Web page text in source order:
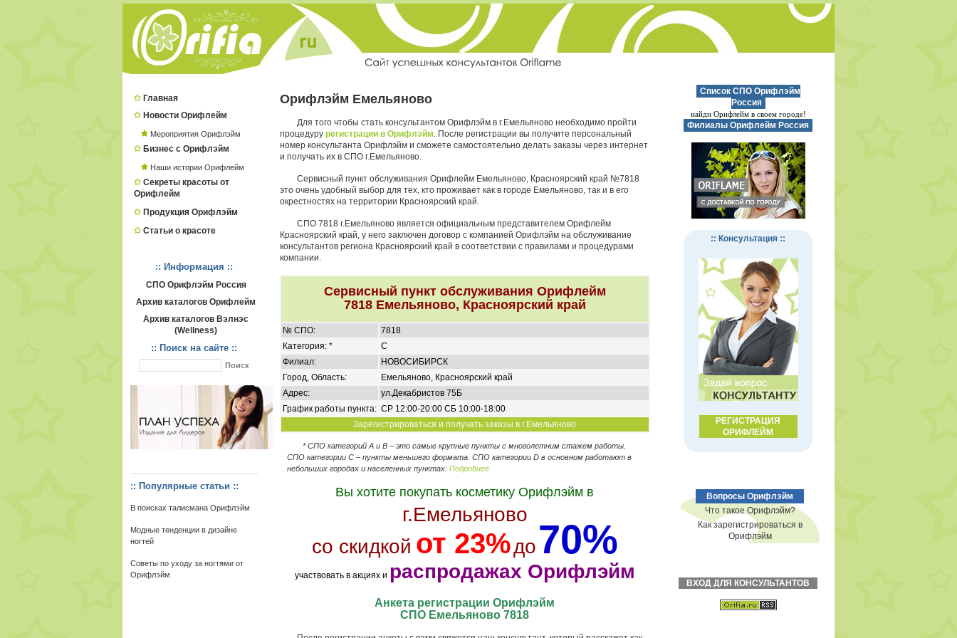
Главная
Новости Орифлейм
Мероприятия Орифлэйм
Бизнес с Орифлэйм
Наши истории Орифлейм
Секреты красоты от
Орифлейм
Продукция Орифлэйм
Статьи о красоте
:: Информация ::
СПО Орифлэйм Россия
Архив каталогов Орифлейм
Архив каталогов Вэлнэс
(Wellness)
:: Поиск на сайте ::
:: Популярные статьи ::
В поисках талисмана Орифлэйм
Модные тенденции в дизайне
ногтей
Советы по уходу за ногтями от
Орифлэйм
Орифлэйм Емельяново
Для того чтобы стать консультантом Орифлэйм в г.Емельяново необходимо пройти
процедуру регистрации в Орифлэйм. После регистрации вы получите персональный
номер консультанта Орифлэйм и сможете самостоятельно делать заказы через интернет
и получать их в СПО г.Емельяново.
Сервисный пункт обслуживания Орифлейм Емельяново, Красноярский край №7818
это очень удобный выбор для тех, кто проживает как в городе Емельяново, так и в его
окрестностях на территории Красноярский край.
СПО 7818 г.Емельяново является официальным представителем Орифлейм
Красноярский край, у него заключен договор с компанией Орифлэйм на обслуживание
консультантов региона Красноярский край в соответствии с правилами и процедурами
компании.
Сервисный пункт обслуживания Орифлейм
7818 Емельяново, Красноярский край
№ СПО:
7818
Категория: *
C
Филиал:
НОВОСИБИРСК
Город, Область:
Емельяново, Красноярский край
Адрес:
ул.Декабристов 75Б
График работы пункта: СР 12:00-20:00 СБ 10:00-18:00
Зарегистрироваться и получать заказы в г.Емельяново
* СПО категорий А и В – это самые крупные пункты с многолетним стажем работы.
СПО категории C – пункты меньшего формата. СПО категории D в основном работают в
небольших городах и населенных пунктах. Подробнее
Вы хотите покупать косметику Орифлэйм в
г.Емельяново
со скидкой от 23%до70%
участвовать в акциях и распродажах Орифлэйм
Анкета регистрации Орифлэйм
СПО Емельяново 7818
Список СПО Орифлэйм
Россия
найди Орифлейм в своем городе!
Филиалы Орифлейм Россия
:: Консультация ::
РЕГИСТРАЦИЯ
ОРИФЛЕЙМ
Вопросы Орифлэйм
Что такое Орифлэйм?
Как зарегистрироваться в
Орифлэйм
ВХОД ДЛЯ КОНСУЛЬТАНТОВ